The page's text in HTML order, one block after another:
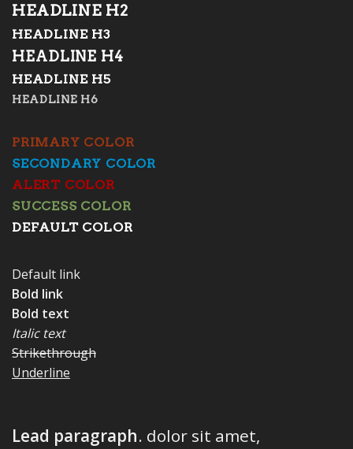
HEADLINE H2
HEADLINE H3
HEADLINE H4
HEADLINE H5
HEADLINE H6
PRIMARY COLOR
SECONDARY COLOR
ALERT COLOR
SUCCESS COLOR
DEFAULT COLOR
Default link
Bold link
Bold text
Italic text
Strikethrough
Underline
Lead paragraph. dolor sit amet,